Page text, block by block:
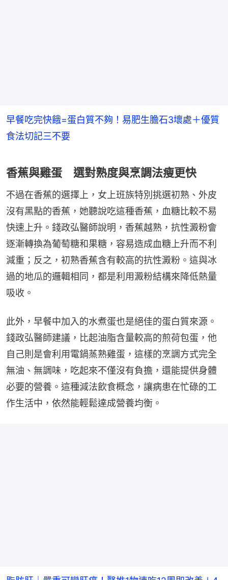
早餐吃完快餓=蛋白質不夠！易肥生膽石3壞處＋優質
食法切記三不要
香蕉與雞蛋 選對熟度與烹調法瘦更快
不過在香蕉的選擇上，女上班族特別挑選初熟、外皮
沒有黑點的香蕉，她聽說吃這種香蕉，血糖比較不易
快速上升。錢政弘醫師說明，香蕉越熟，抗性澱粉會
逐漸轉換為葡萄糖和果糖，容易造成血糖上升而不利
減重；反之，初熟香蕉含有較高的抗性澱粉。這與冰
過的地瓜的邏輯相同，都是利用澱粉結構來降低熱量
吸收。
此外，早餐中加入的水煮蛋也是絕佳的蛋白質來源。
錢政弘醫師建議，比起油脂含量較高的煎荷包蛋，他
自己則是會利用電鍋蒸熟雞蛋，這樣的烹調方式完全
無油、無調味，吃起來不僅沒有負擔，還能提供身體
必要的營養。這種減法飲食概念，讓病患在忙碌的工
作生活中，依然能輕鬆達成營養均衡。